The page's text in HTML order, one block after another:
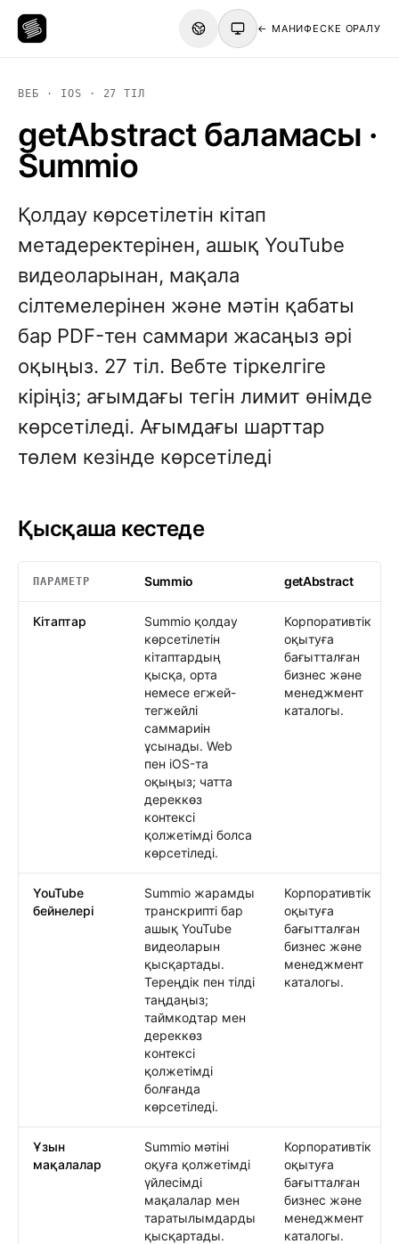
← МАНИФЕСКЕ ОРАЛУ
ВЕБ · IOS · 27 ТІЛ
getAbstract баламасы ·
Summio
Қолдау көрсетілетін кітап
метадеректерінен, ашық YouTube
видеоларынан, мақала
сілтемелерінен және мәтін қабаты
бар PDF-тен саммари жасаңыз әрі
оқыңыз. 27 тіл. Вебте тіркелгіге
кіріңіз; ағымдағы тегін лимит өнімде
көрсетіледі. Ағымдағы шарттар
төлем кезінде көрсетіледі
Қысқаша кестеде
ПАРАМЕТР Summio getAbstract
Кітаптар
Summio қолдау
көрсетілетін
кітаптардың
қысқа, орта
немесе егжей-
тегжейлі
саммариін
ұсынады. Web
пен iOS-та
оқыңыз; чатта
дереккөз
контексі
қолжетімді болса
көрсетіледі.
Корпоративтік
оқытуға
бағытталған
бизнес және
менеджмент
каталогы.
YouTube
бейнелері
Summio жарамды
транскрипті бар
ашық YouTube
видеоларын
қысқартады.
Тереңдік пен тілді
таңдаңыз;
таймкодтар мен
дереккөз
контексі
қолжетімді
болғанда
көрсетіледі.
Корпоративтік
оқытуға
бағытталған
бизнес және
менеджмент
каталогы.
Ұзын
мақалалар
Summio мәтіні
оқуға қолжетімді
үйлесімді
мақалалар мен
таратылымдарды
қысқартады.
Корпоративтік
оқытуға
бағытталған
бизнес және
менеджмент
каталогы.